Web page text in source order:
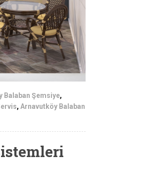
Balaban Şemsiye,
, Arnavutköy Balaban